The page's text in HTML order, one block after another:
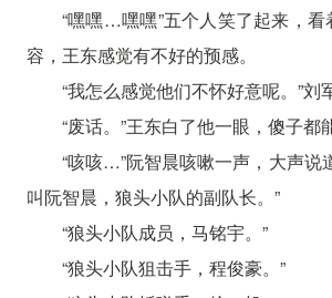
“嘿嘿…嘿嘿”五个人笑了起来，
容，王东感觉有不好的预感。
“我怎么感觉他们不怀好意呢。”刘
“废话。”王东白了他一眼，傻子都
“咳咳…”阮智晨咳嗽一声，大声说
叫阮智晨，狼头小队的副队长。”
“狼头小队成员，马铭宇。”
“狼头小队狙击手，程俊豪。”